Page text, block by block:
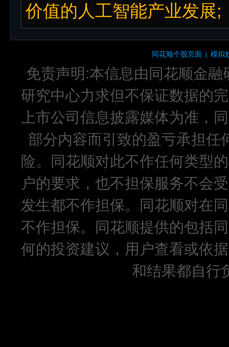
价值的人工智能产业发展;
同花顺个股页面 | 模拟
免责声明:本信息由同花顺金
研究中心力求但不保证数据的
上市公司信息披露媒体为准，
部分内容而引致的盈亏承担任
险。同花顺对此不作任何类型
户的要求，也不担保服务不会
发生都不作担保。同花顺对在
不作担保。同花顺提供的包括
何的投资建议，用户查看或依
和结果都自行